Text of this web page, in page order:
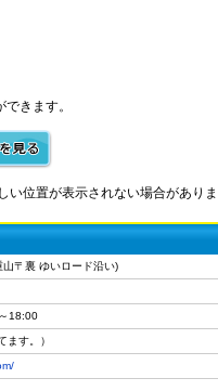
きます。
位置が表示されない場合がありま
〒裏 ゆいロード沿い)
18:00
ます。）